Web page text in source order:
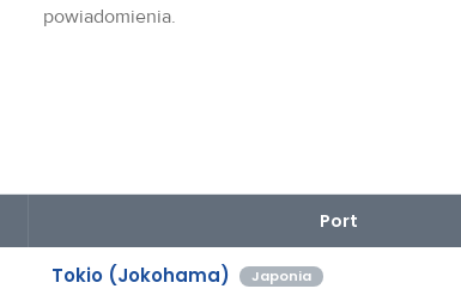
powiadomienia.
Port
Tokio (Jokohama) Japonia